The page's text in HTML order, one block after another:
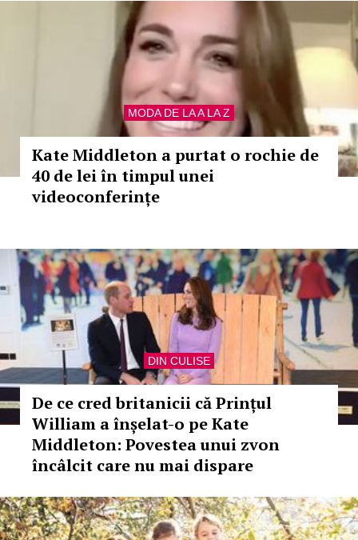
MODA DE LA A LA Z
Kate Middleton a purtat o rochie de
40 de lei în timpul unei
videoconferințe
DIN CULISE
De ce cred britanicii că Prințul
William a înșelat-o pe Kate
Middleton: Povestea unui zvon
încâlcit care nu mai dispare